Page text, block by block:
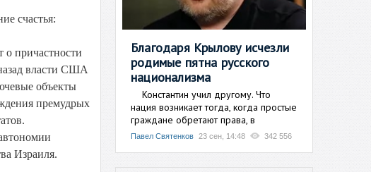
счастья:
о причастности
власти США
объекты
премудрых
Израиля.
Благодаря Крылову исчезли
родимые пятна русского
национализма
Константин учил другому. Что
нация возникает тогда, когда простые
граждане обретают права, в
Павел Святенков 23 сен, 14:48 342 556